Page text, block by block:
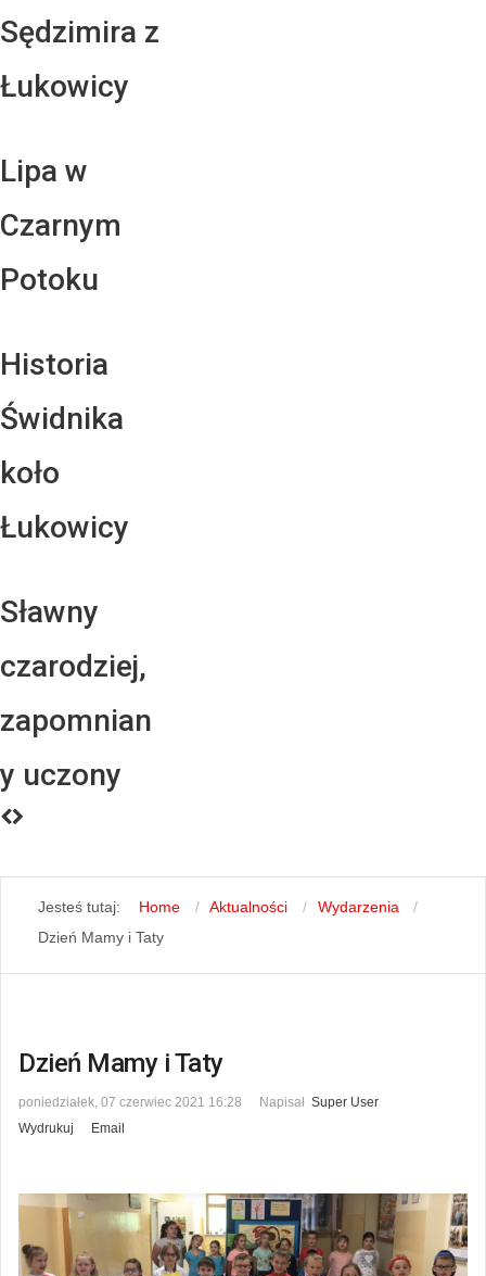
Sędzimira z
Łukowicy
Lipa w
Czarnym
Potoku
Historia
Świdnika
koło
Łukowicy
Sławny
czarodziej,
zapomnian
y uczony
Jesteś tutaj: Home Aktualności
Wydarzenia
Dzień Mamy i Taty
Dzień Mamy i Taty
poniedziałek, 07 czerwiec 2021 16:28 Napisał Super User
Wydrukuj
Email